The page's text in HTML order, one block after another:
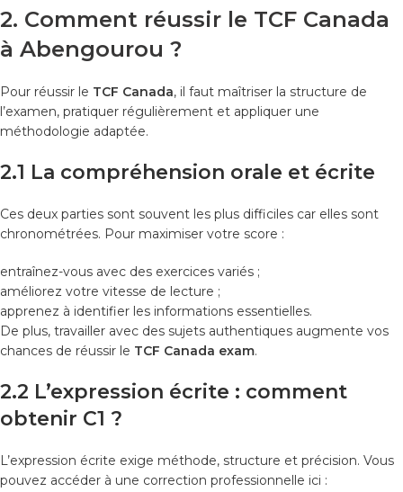
2. Comment réussir le TCF Canada
à Abengourou ?
Pour réussir le TCF Canada, il faut maîtriser la structure de
l’examen, pratiquer régulièrement et appliquer une
méthodologie adaptée.
2.1 La compréhension orale et écrite
Ces deux parties sont souvent les plus difficiles car elles sont
chronométrées. Pour maximiser votre score :
entraînez-vous avec des exercices variés ;
améliorez votre vitesse de lecture ;
apprenez à identifier les informations essentielles.
De plus, travailler avec des sujets authentiques augmente vos
chances de réussir le TCF Canada exam.
2.2 L’expression écrite : comment
obtenir C1 ?
L’expression écrite exige méthode, structure et précision. Vous
pouvez accéder à une correction professionnelle ici :